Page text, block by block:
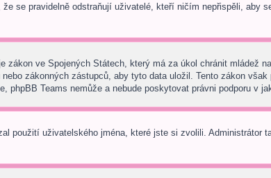
se pravidelně odstraňují uživatelé, kteří ničím nepřispěli, aby
zákon ve Spojených Státech, který má za úkol chránit mládež
zákonných zástupců, aby tyto data uložil. Tento zákon
phpBB Teams nemůže a nebude poskytovat právni podporu v
použití uživatelského jména, které jste si zvolili. Administrátor